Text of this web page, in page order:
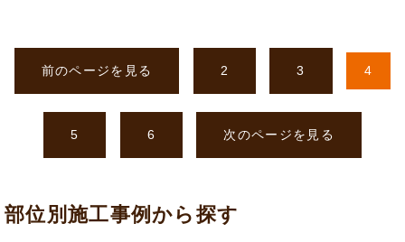
前のページを見る 2 3 4
5 6 次のページを見る
部位別施工事例から探す